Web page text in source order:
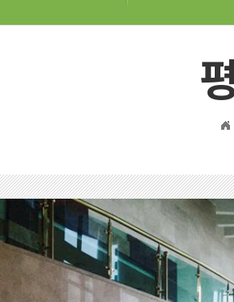
양주
동두천
포천
묘지이장&묘지개장